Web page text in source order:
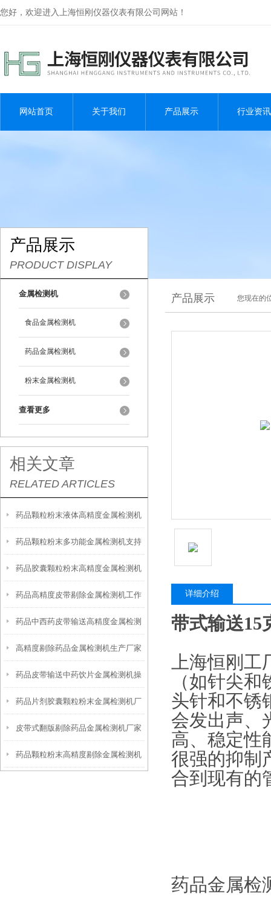
您好，欢迎进入上海恒刚仪器仪表有限公司网站！
网站首页 关于我们 产品展示 行业资讯
产品展示
PRODUCT DISPLAY
金属检测机
食品金属检测机
药品金属检测机
粉末金属检测机
查看更多
相关文章
RELATED ARTICLES
药品颗粒粉末液体高精度金属检测机
操作简单
药品颗粒粉末多功能金属检测机支持
定制
药品胶囊颗粒粉末高精度金属检测机
厂家
药品高精度皮带剔除金属检测机工作
原理
药品中西药皮带输送高精度金属检测
机
高精度剔除药品金属检测机生产厂家
药品皮带输送中药饮片金属检测机操
作简单
药品片剂胶囊颗粒粉末金属检测机厂
家
皮带式翻版剔除药品金属检测机厂家
药品颗粒粉末高精度剔除金属检测机
产品展示 您现在的
详细介绍
带式输送15
上海恒刚
（如针尖
头针和不锈
会发出声、
高、稳定性
很强的抑制
合到现有的
药品金属检